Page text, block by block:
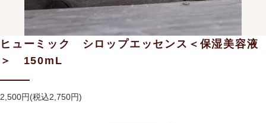
ヒューミック シロップエッセンス＜保湿美容液
＞ 150mL
2,500円(税込2,750円)